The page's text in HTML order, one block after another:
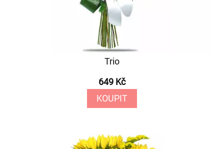
Trio
649 Kč
KOUPIT